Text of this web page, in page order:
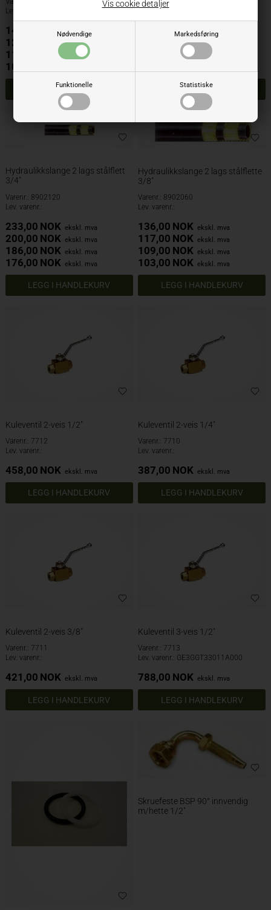
Nødvendige Markedsføring
Funktionelle Statistiske
Vis cookie detaljer
Lev. varenr.:
145,00 NOK ekskl. mva
124,00 NOK ekskl. mva
118,00 NOK ekskl. mva
109,00
Lev. varenr.:
NOK ekskl. mva
NOK ekskl. mva
NOK ekskl. mva
Hydraulikkslange 2 lags stålflett
3/4"
Varenr.: 8902120
Lev. varenr.:
233,00 NOK ekskl. mva
200,00 NOK ekskl. mva
186,00 NOK ekskl. mva
176,00 NOK ekskl. mva
Hydraulikkslange 2 lags stålflette
3/8"
Varenr.: 8902060
Lev. varenr.:
136,00 NOK ekskl. mva
117,00 NOK ekskl. mva
109,00 NOK ekskl. mva
103,00 NOK ekskl. mva
Kuleventil 2-veis 1/2"
Varenr.: 7712
Lev. varenr.:
458,00 NOK ekskl. mva
Kuleventil 2-veis 1/4"
Varenr.: 7710
Lev. varenr.:
387,00 NOK ekskl. mva
Kuleventil 2-veis 3/8"
Varenr.: 7711
Lev. varenr.:
421,00 NOK ekskl. mva
Kuleventil 3-veis 1/2"
Varenr.: 7713
Lev. varenr.: GE3GGT33011A000
788,00 NOK ekskl. mva
Skruefeste BSP 90° innvendig
m/hette 1/2"